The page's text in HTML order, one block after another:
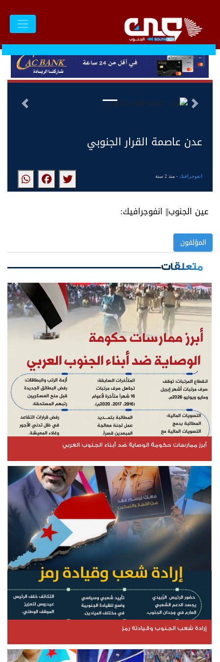
التالى السابق
عدن عاصمة القرار الجنوبي
انفوجرافيك- منذ 2 سنة
عين الجنوب|| انفوجرافيك:
المؤلفون
متعلقات
أبرز ممارسات حكومة الوصاية ضد أبناء الجنوب العربي
إرادة شعب الجنوب وقيادته رمز